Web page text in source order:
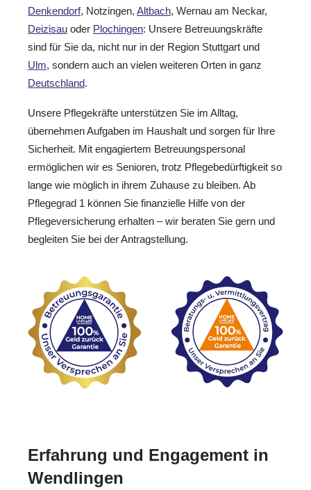
Denkendorf, Notzingen, Altbach, Wernau am Neckar,
Deizisau oder Plochingen: Unsere Betreuungskräfte
sind für Sie da, nicht nur in der Region Stuttgart und
Ulm, sondern auch an vielen weiteren Orten in ganz
Deutschland.
Unsere Pflegekräfte unterstützen Sie im Alltag,
übernehmen Aufgaben im Haushalt und sorgen für Ihre
Sicherheit. Mit engagiertem Betreuungspersonal
ermöglichen wir es Senioren, trotz Pflegebedürftigkeit so
lange wie möglich in ihrem Zuhause zu bleiben. Ab
Pflegegrad 1 können Sie finanzielle Hilfe von der
Pflegeversicherung erhalten – wir beraten Sie gern und
begleiten Sie bei der Antragstellung.
Erfahrung und Engagement in
Wendlingen